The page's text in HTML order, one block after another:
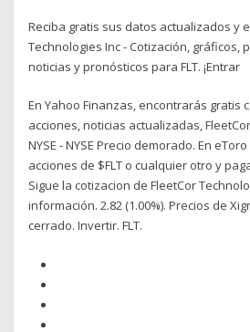
Reciba gratis sus datos actualizados y
Technologies Inc - Cotización, gráficos,
noticias y pronósticos para FLT. ¡Entrar
En Yahoo Finanzas, encontrarás gratis
acciones, noticias actualizadas,
NYSE - NYSE Precio demorado. En
acciones de $FLT o cualquier otro y
Sigue la cotizacion de FleetCor
información. 2.82 (1.00%). Precios de
cerrado. Invertir. FLT.